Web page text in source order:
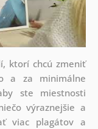
ktorí chcú zmeniť
a za minimálne
ste miestnosti
výraznejšie a
viac plagátov a